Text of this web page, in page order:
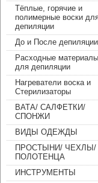
Тёплые, горячие и
полимерные воски
депиляции
До и После депиляции
Расходные материалы
для депиляции
Нагреватели воска и
Стерилизаторы
ВАТА/ САЛФЕТКИ/
СПОНЖИ
ВИДЫ ОДЕЖДЫ
ПРОСТЫНИ/ ЧЕХЛЫ/
ПОЛОТЕНЦА
ИНСТРУМЕНТЫ